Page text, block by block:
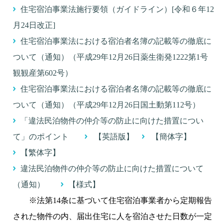
住宅宿泊事業法施行要領（ガイドライン）[令和６年12
月24日改正]
住宅宿泊事業法における宿泊者名簿の記載等の徹底に
ついて（通知）（平成29年12月26日薬生衛発1222第1号
観観産第602号）
住宅宿泊事業法における宿泊者名簿の記載等の徹底に
ついて（通知）（平成29年12月26日国土動第112号）
「違法民泊物件の仲介等の防止に向けた措置につい
て」のポイント
【英語版】
【簡体字】
【繁体字】
違法民泊物件の仲介等の防止に向けた措置について
（通知）
【様式】
※法第14条に基づいて住宅宿泊事業者から定期報告
された物件の内、届出住宅に人を宿泊させた日数が一定